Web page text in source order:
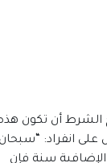
الشرط أن تكون
على انفراد: “سبحان
الإضافية سنة فإن